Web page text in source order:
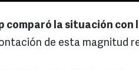
comparó la situación con
de esta magnitud